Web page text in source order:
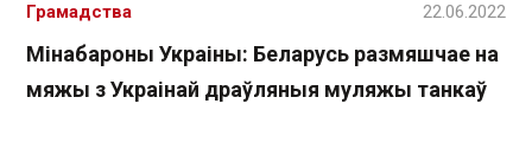
Мінабароны Украіны: Беларусь размяшчае на
мяжы з Украінай драўляныя муляжы танкаў
Грамадства 22.06.2022